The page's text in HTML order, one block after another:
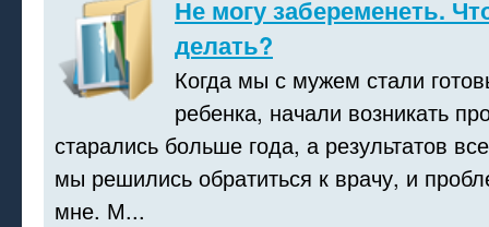
Не могу забеременеть.
делать?
Когда мы с мужем стали
ребенка, начали возникать
старались больше года, а результатов
мы решились обратиться к врачу, и
мне. М...